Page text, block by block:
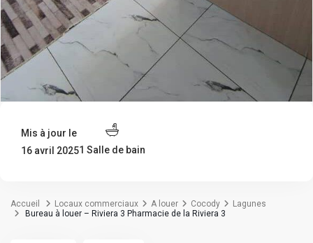
Mis à jour le
16 avril 20251 Salle de bain
Accueil Locaux commerciaux A louer Cocody
Lagunes
Bureau à louer – Riviera 3 Pharmacie de la Riviera 3